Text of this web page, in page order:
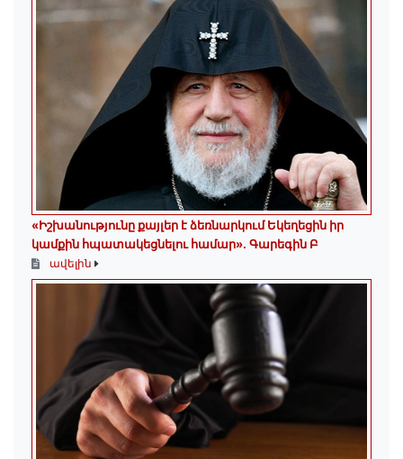
«Իշխանությունը քայլեր է ձեռնարկում Եկեղեցին իր
կամքին հպատակեցնելու համար»․ Գարեգին Բ
ավելին